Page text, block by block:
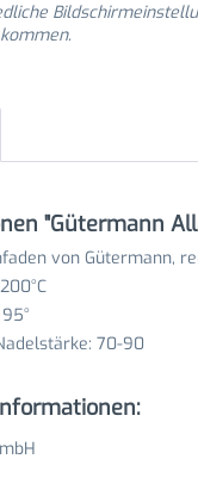
"Gütermann
von Gütermann,
70-90